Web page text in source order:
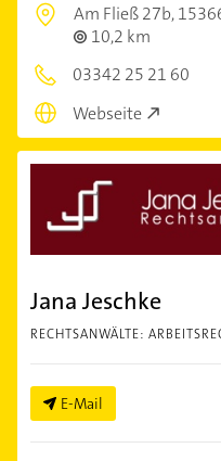
Am Fließ 27b,
10,2 km
03342 25 21 60
Webseite
Jana Jeschke
RECHTSANWÄLTE:
E-Mail